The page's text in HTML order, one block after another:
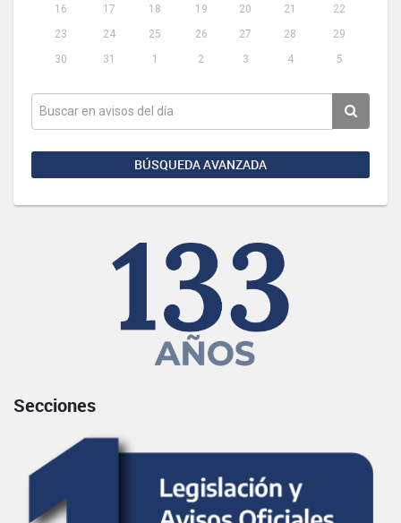
16
17 18 19 20 21
22
23
24 25 26 27 28
29
30
31 1 2 3 4 5
BÚSQUEDA AVANZADA
Secciones